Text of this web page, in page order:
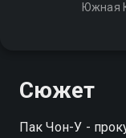
Южная
Сюжет
Пак Чон-У -